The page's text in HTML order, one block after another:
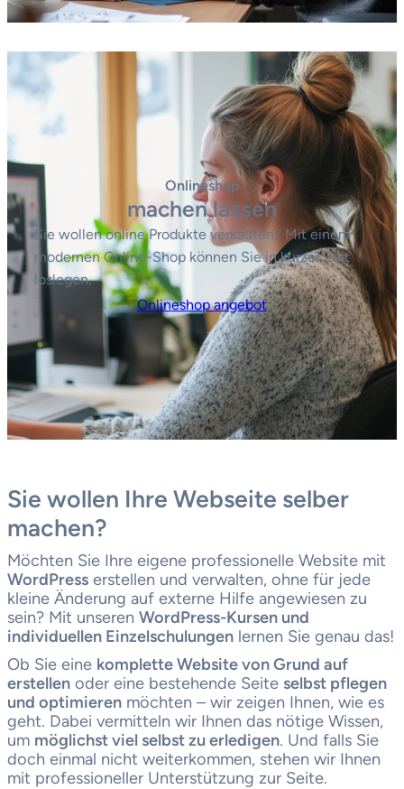
Onlineshop
machen lassen
Sie wollen online Produkte verkaufen? Mit einem
modernen Online-Shop können Sie in kurzer Zeit
loslegen.
Onlineshop angebot
Sie wollen Ihre Webseite selber
machen?
Möchten Sie Ihre eigene professionelle Website mit
WordPress erstellen und verwalten, ohne für jede
kleine Änderung auf externe Hilfe angewiesen zu
sein? Mit unseren WordPress-Kursen und
individuellen Einzelschulungen lernen Sie genau das!
Ob Sie eine komplette Website von Grund auf
erstellen oder eine bestehende Seite selbst pflegen
und optimieren möchten – wir zeigen Ihnen, wie es
geht. Dabei vermitteln wir Ihnen das nötige Wissen,
um möglichst viel selbst zu erledigen. Und falls Sie
doch einmal nicht weiterkommen, stehen wir Ihnen
mit professioneller Unterstützung zur Seite.